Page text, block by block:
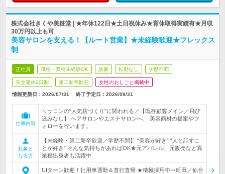
株式会社きくや美粧堂 | ★年休122日★土日祝休み★育休取得実績有★月収
30万円以上も可
美容サロンを支える！【ルート営業】★未経験歓迎★フレックス
制
正社員 職種・業種未経験OK 急募 転勤なし 学歴不問
完全週休2日制 第二新卒歓迎 女性のおしごと掲載中
情報更新日：2026/07/31 終了予定日： 2026/08/31
仕事内容
＼サロンの“人気店づくり”に関われる／【既存顧客メイン／飛び
込みなし】 ヘアサロンやエステサロンへ、 美容商材の提案やフ
ォローを行います。
対象と
なる方
【未経験・第二新卒歓迎／学歴不問】 “美容が好き” “人と話すこ
とが好き” そんな気持ちがあればOK★元アパレル、元販売など異
業種出身者も活躍中
UIターン歓迎！社用車通勤＆直行直帰 ★積極採用中⇒町田／仙台